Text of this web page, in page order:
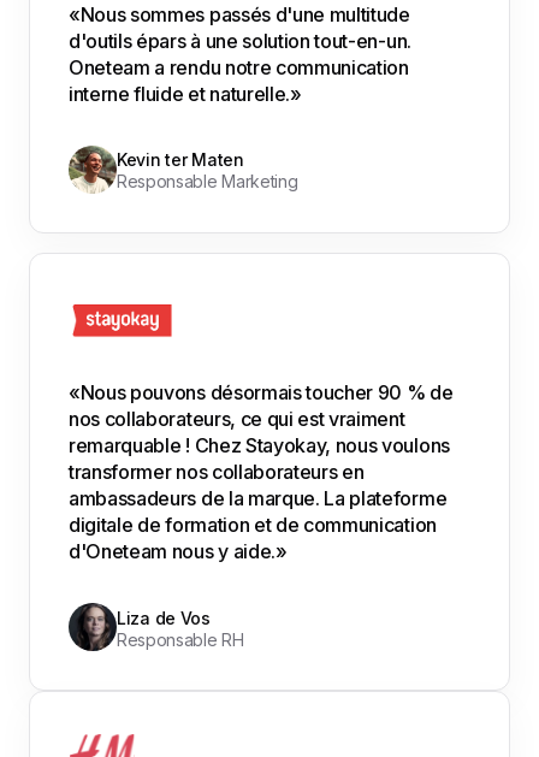
«Nous sommes passés d'une multitude
d'outils épars à une solution tout-en-un.
Oneteam a rendu notre communication
interne fluide et naturelle.»
Kevin ter Maten
Responsable Marketing
«Nous pouvons désormais toucher 90 % de
nos collaborateurs, ce qui est vraiment
remarquable ! Chez Stayokay, nous voulons
transformer nos collaborateurs en
ambassadeurs de la marque. La plateforme
digitale de formation et de communication
d'Oneteam nous y aide.»
Liza de Vos
Responsable RH